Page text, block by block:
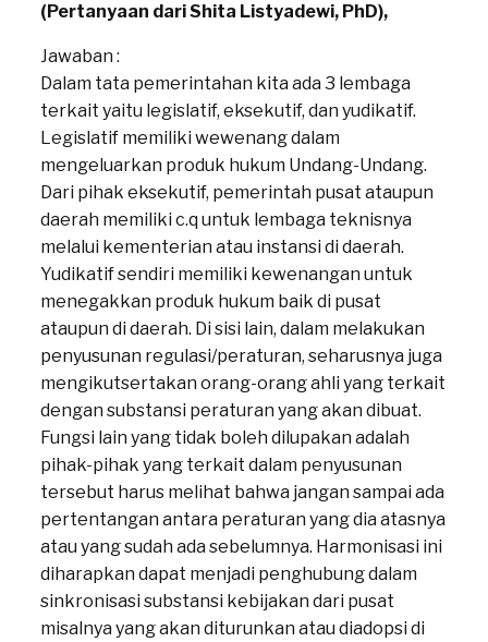
(Pertanyaan dari Shita Listyadewi, PhD),
Jawaban :
Dalam tata pemerintahan kita ada 3 lembaga
terkait yaitu legislatif, eksekutif, dan yudikatif.
Legislatif memiliki wewenang dalam
mengeluarkan produk hukum Undang-Undang.
Dari pihak eksekutif, pemerintah pusat ataupun
daerah memiliki c.q untuk lembaga teknisnya
melalui kementerian atau instansi di daerah.
Yudikatif sendiri memiliki kewenangan untuk
menegakkan produk hukum baik di pusat
ataupun di daerah. Di sisi lain, dalam melakukan
penyusunan regulasi/peraturan, seharusnya juga
mengikutsertakan orang-orang ahli yang terkait
dengan substansi peraturan yang akan dibuat.
Fungsi lain yang tidak boleh dilupakan adalah
pihak-pihak yang terkait dalam penyusunan
tersebut harus melihat bahwa jangan sampai ada
pertentangan antara peraturan yang dia atasnya
atau yang sudah ada sebelumnya. Harmonisasi ini
diharapkan dapat menjadi penghubung dalam
sinkronisasi substansi kebijakan dari pusat
misalnya yang akan diturunkan atau diadopsi di